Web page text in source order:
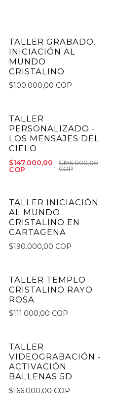
TALLER GRABADO.
INICIACIÓN AL
MUNDO
CRISTALINO
$100.000,00 COP
-25% OFF
TALLER
PERSONALIZADO -
LOS MENSAJES DEL
CIELO
$147.000,00
COP
$196.000,00
COP
TALLER INICIACIÓN
AL MUNDO
CRISTALINO EN
CARTAGENA
$190.000,00 COP
TALLER TEMPLO
CRISTALINO RAYO
ROSA
$111.000,00 COP
TALLER
VIDEOGRABACIÓN -
ACTIVACIÓN
BALLENAS 5D
$166.000,00 COP